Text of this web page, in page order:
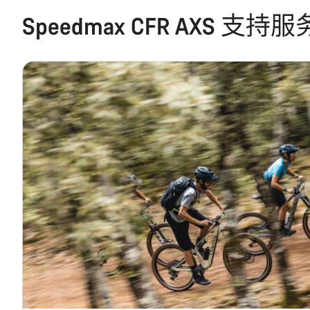
Speedmax CFR AXS 支持服